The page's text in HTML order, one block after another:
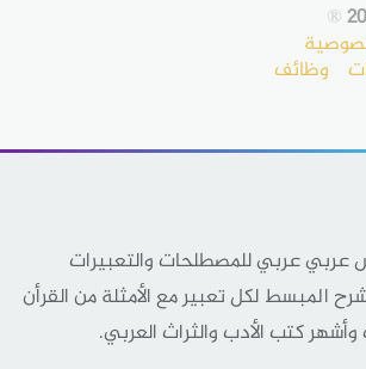
®
وظائف
عربي عربي للمصطلحات والتعبيرات
المبسط لكل تعبير مع الأمثلة من القرأن
كتب الأدب والثراث العربي.